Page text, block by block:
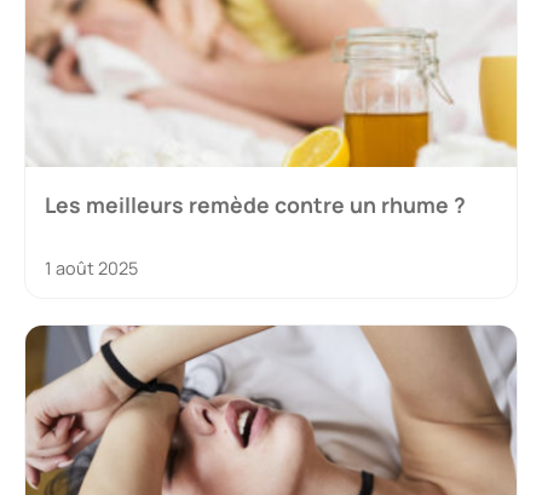
Les meilleurs remède contre un rhume ?
1 août 2025